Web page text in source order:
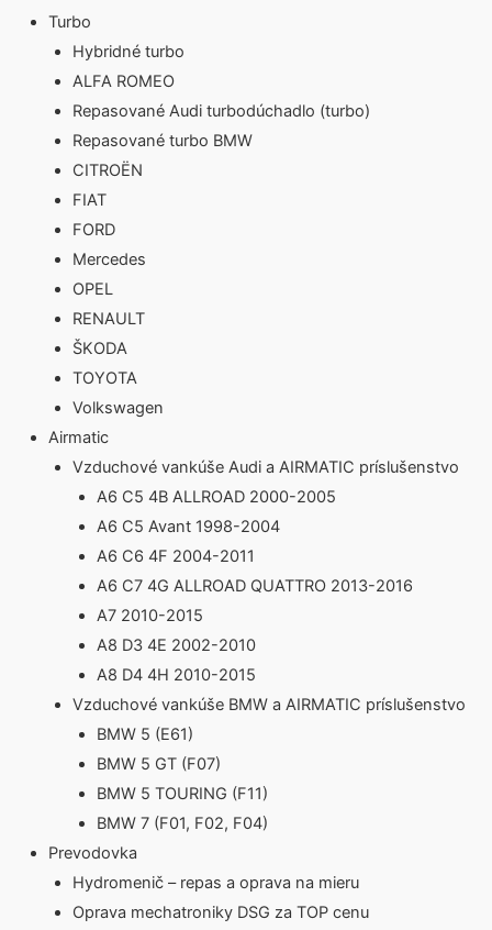
Turbo
Hybridné turbo
ALFA ROMEO
Repasované Audi turbodúchadlo (turbo)
Repasované turbo BMW
CITROËN
FIAT
FORD
Mercedes
OPEL
RENAULT
ŠKODA
TOYOTA
Volkswagen
Airmatic
Vzduchové vankúše Audi a AIRMATIC príslušenstvo
A6 C5 4B ALLROAD 2000-2005
A6 C5 Avant 1998-2004
A6 C6 4F 2004-2011
A6 C7 4G ALLROAD QUATTRO 2013-2016
A7 2010-2015
A8 D3 4E 2002-2010
A8 D4 4H 2010-2015
Vzduchové vankúše BMW a AIRMATIC príslušenstvo
BMW 5 (E61)
BMW 5 GT (F07)
BMW 5 TOURING (F11)
BMW 7 (F01, F02, F04)
Prevodovka
Hydromenič – repas a oprava na mieru
Oprava mechatroniky DSG za TOP cenu